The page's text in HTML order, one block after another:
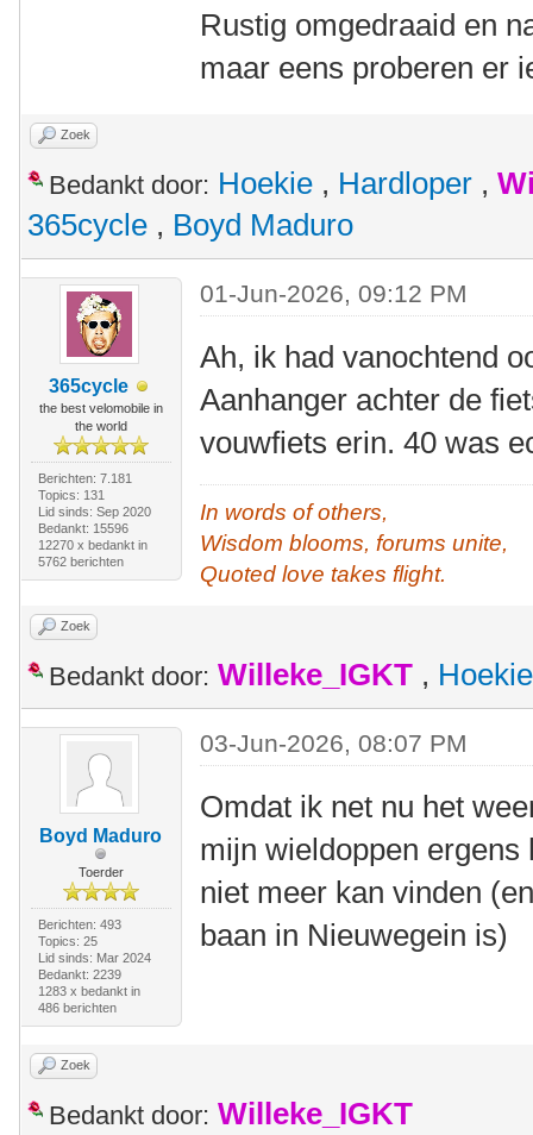
Rustig omgedraaid en
maar eens proberen er
Zoek
Bedankt door: Hoekie , Hardloper ,
365cycle , Boyd Maduro
365cycle
the best velomobile in
the world
Berichten: 7.181
Topics: 131
Lid sinds: Sep 2020
Bedankt: 15596
12270 x bedankt in
5762 berichten
01-Jun-2026, 09:12 PM
Ah, ik had vanochtend
Aanhanger achter de
vouwfiets erin. 40 was
In words of others,
Wisdom blooms, forums unite,
Quoted love takes flight.
Zoek
Bedankt door: Willeke_IGKT , Hoekie
Boyd Maduro
Toerder
Berichten: 493
Topics: 25
Lid sinds: Mar 2024
Bedankt: 2239
1283 x bedankt in
486 berichten
03-Jun-2026, 08:07 PM
Omdat ik net nu het
mijn wieldoppen
niet meer kan vinden
baan in Nieuwegein is)
Zoek
Bedankt door: Willeke_IGKT